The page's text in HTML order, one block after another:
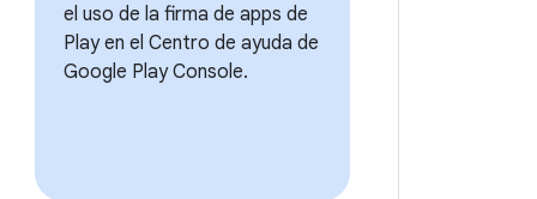
el uso de la firma de apps de
Play en el Centro de ayuda de
Google Play Console.